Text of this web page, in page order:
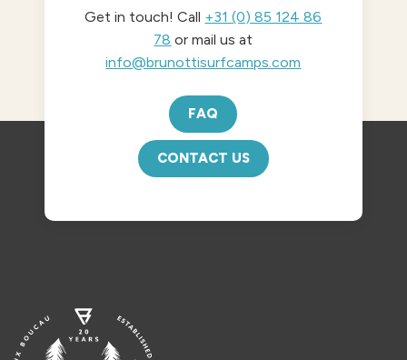
Get in touch! Call +31 (0) 85 124 86
78 or mail us at
info@brunottisurfcamps.com
FAQ
CONTACT US